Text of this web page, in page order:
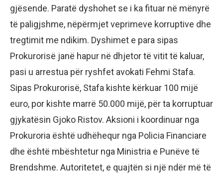
gjësende. Paratë dyshohet se i ka fituar në mënyrë
të paligjshme, nëpërmjet veprimeve korruptive dhe
tregtimit me ndikim. Dyshimet e para sipas
Prokurorisë janë hapur në dhjetor të vitit të kaluar,
pasi u arrestua për ryshfet avokati Fehmi Stafa.
Sipas Prokurorisë, Stafa kishte kërkuar 100 mijë
euro, por kishte marrë 50.000 mijë, për ta korruptuar
gjykatësin Gjoko Ristov. Aksioni i koordinuar nga
Prokuroria është udhëhequr nga Policia Financiare
dhe është mbështetur nga Ministria e Punëve të
Brendshme. Autoritetet, e quajtën si një ndër më të